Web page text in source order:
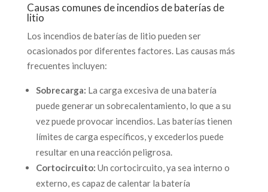
Causas comunes de incendios de baterías de
litio
Los incendios de baterías de litio pueden ser
ocasionados por diferentes factores. Las causas más
frecuentes incluyen:
Sobrecarga: La carga excesiva de una batería
puede generar un sobrecalentamiento, lo que a su
vez puede provocar incendios. Las baterías tienen
límites de carga específicos, y excederlos puede
resultar en una reacción peligrosa.
Cortocircuito: Un cortocircuito, ya sea interno o
externo, es capaz de calentar la batería